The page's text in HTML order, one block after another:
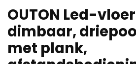
OUTON Led-
dimbaar,
met plank,